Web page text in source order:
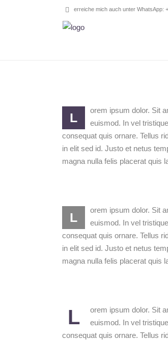
erreiche mich auch unter WhatsApp:
L
orem ipsum dolor. Sit
euismod. In vel
consequat quis ornare. Tellus
in elit sed id. Justo et netus
magna nulla felis placerat quis
L
orem ipsum dolor. Sit
euismod. In vel
consequat quis ornare. Tellus
in elit sed id. Justo et netus
magna nulla felis placerat quis
L
orem ipsum dolor. Sit
euismod. In vel
consequat quis ornare. Tellus